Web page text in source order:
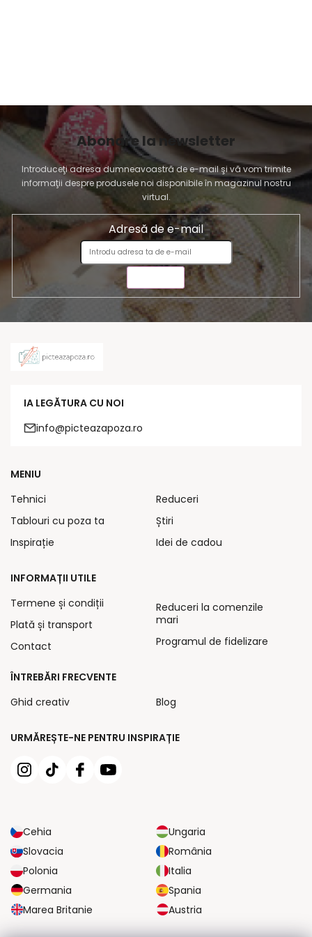
Abonare la newsletter
Introduceţi adresa dumneavoastră de e-mail şi vă vom trimite
informaţii despre produsele noi disponibile în magazinul nostru
virtual.
Adresă de e-mail
IA LEGĂTURA CU NOI
info@picteazapoza.ro
URMĂREȘTE-NE PENTRU INSPIRAȚIE
Cehia
Ungaria
Slovacia
România
Polonia
Italia
Germania
Spania
Marea Britanie
Austria
MENIU
Tehnici
Tablouri cu poza ta
Inspirație
Reduceri
Știri
Idei de cadou
INFORMAȚII UTILE
Termene și condiții
Plată și transport
Contact
Reduceri la comenzile
mari
Programul de fidelizare
ÎNTREBĂRI FRECVENTE
Ghid creativ
Blog